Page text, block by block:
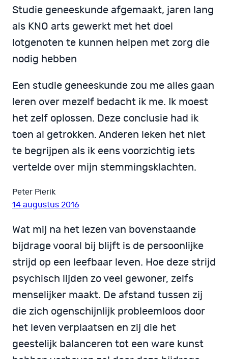
Studie geneeskunde afgemaakt, jaren lang
als KNO arts gewerkt met het doel
lotgenoten te kunnen helpen met zorg die
nodig hebben
Een studie geneeskunde zou me alles gaan
leren over mezelf bedacht ik me. Ik moest
het zelf oplossen. Deze conclusie had ik
toen al getrokken. Anderen leken het niet
te begrijpen als ik eens voorzichtig iets
vertelde over mijn stemmingsklachten.
Peter Pierik
14 augustus 2016
Wat mij na het lezen van bovenstaande
bijdrage vooral bij blijft is de persoonlijke
strijd op een leefbaar leven. Hoe deze strijd
psychisch lijden zo veel gewoner, zelfs
menselijker maakt. De afstand tussen zij
die zich ogenschijnlijk probleemloos door
het leven verplaatsen en zij die het
geestelijk balanceren tot een ware kunst